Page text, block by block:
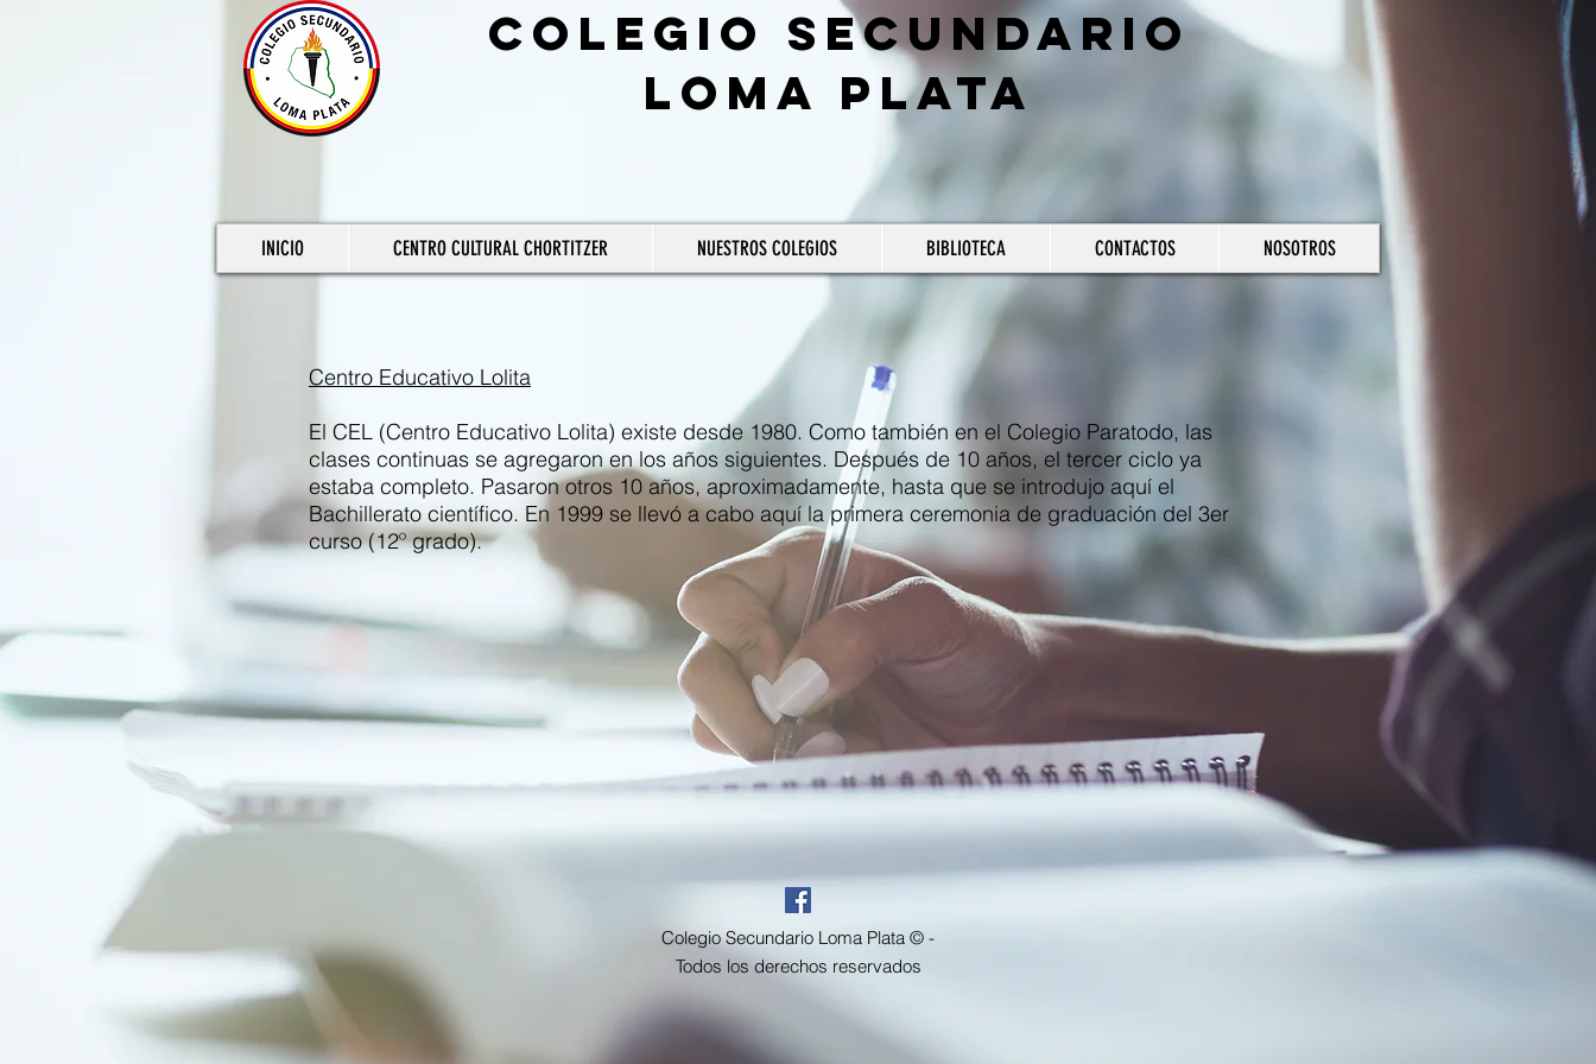
Colegio Secundario
Loma Plata
INICIO CENTRO CULTURAL CHORTITZER NUESTROS COLEGIOS BIBLIOTECA CONTACTOS NOSOTROS
Centro Educativo Lolita
El CEL (Centro Educativo Lolita) existe desde 1980. Como también en el Colegio Paratodo, las
clases continuas se agregaron en los años siguientes. Después de 10 años, el tercer ciclo ya
estaba completo. Pasaron otros 10 años, aproximadamente, hasta que se introdujo aquí el
Bachillerato científico. En 1999 se llevó a cabo aquí la primera ceremonia de graduación del 3er
curso (12º grado).
Colegio Secundario Loma Plata © -
Todos los derechos reservados